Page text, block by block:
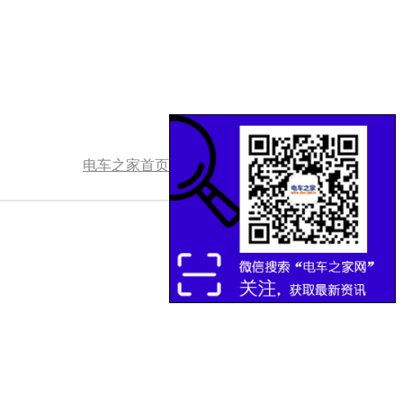
电车之家首页